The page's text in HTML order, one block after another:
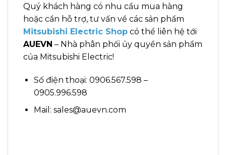
Quý khách hàng có nhu cầu mua hàng
hoặc cần hỗ trợ, tư vấn về các sản phẩm
Mitsubishi Electric Shop có thể liên hệ tới
AUEVN – Nhà phân phối ủy quyền sản phẩm
của Mitsubishi Electric!
Số điện thoại: 0906.567.598 –
0905.996.598
Mail: sales@auevn.com